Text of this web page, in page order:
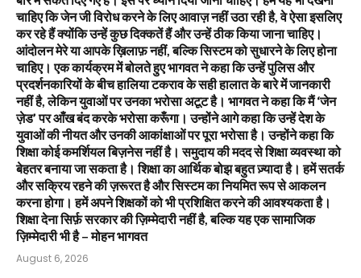
चाहिए कि जेन जी विरोध करने के लिए आवाज़ नहीं उठा रही है, वे ऐसा इसलिए
कर रहे हैं क्योंकि उन्हें कुछ दिक्कतें हैं और उन्हें ठीक किया जाना चाहिए।
आंदोलन मेरे या आपके ख़िलाफ़ नहीं, बल्कि सिस्टम को सुधारने के लिए होना
चाहिए। एक कार्यक्रम में बोलते हुए भागवत ने कहा कि उन्हें पुलिस और
प्रदर्शनकारियों के बीच हालिया टकराव के सही हालात के बारे में जानकारी
नहीं है, लेकिन युवाओं पर उनका भरोसा अटूट है। भागवत ने कहा कि मैं ‘जेन
ज़ेड’ पर आँख बंद करके भरोसा करूँगा। उन्होंने आगे कहा कि उन्हें देश के
युवाओं की नीयत और उनकी आकांक्षाओं पर पूरा भरोसा है। उन्होंने कहा कि
शिक्षा कोई कमर्शियल बिज़नेस नहीं है। समुदाय की मदद से शिक्षा व्यवस्था को
बेहतर बनाया जा सकता है। शिक्षा का आर्थिक बोझ बहुत ज़्यादा है। हमें सतर्क
और सक्रिय रहने की ज़रूरत है और सिस्टम का नियमित रूप से आकलन
करना होगा। हमें अपने शिक्षकों को भी प्रशिक्षित करने की आवश्यकता है।
शिक्षा देना सिर्फ़ सरकार की ज़िम्मेदारी नहीं है, बल्कि यह एक सामाजिक
ज़िम्मेदारी भी है – मोहन भागवत
August 6, 2026